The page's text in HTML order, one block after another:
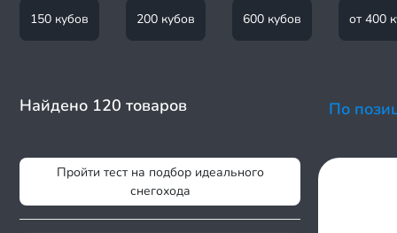
150 кубов 200 кубов 600 кубов от 400
Найдено 120 товаров По
Пройти тест на подбор идеального
снегохода